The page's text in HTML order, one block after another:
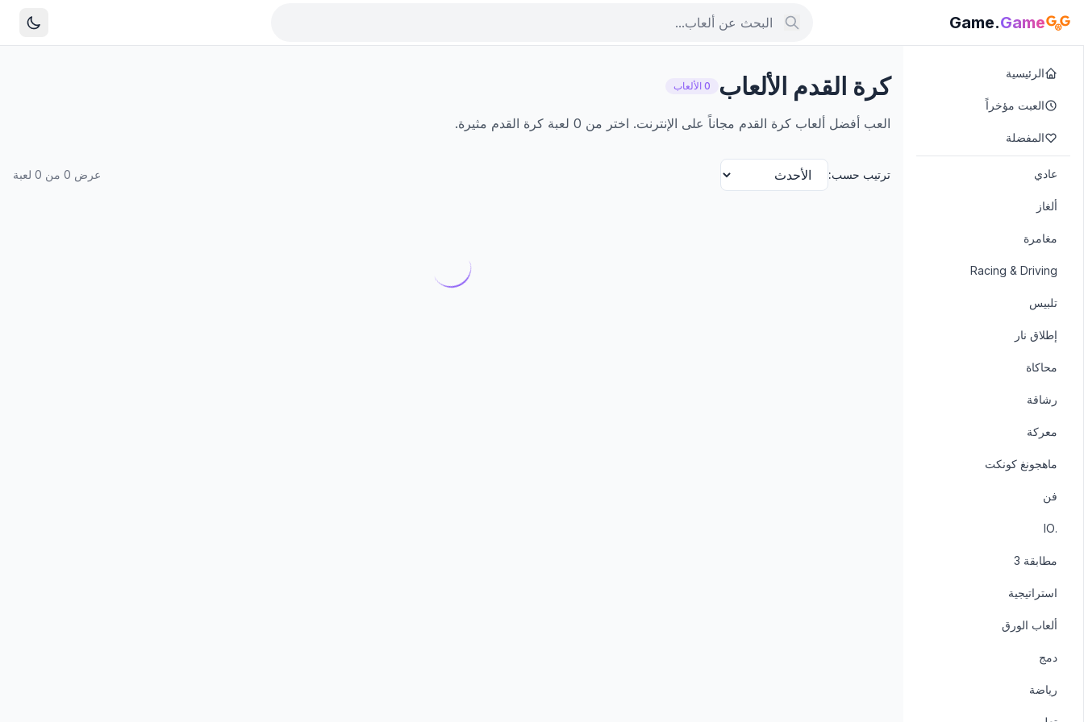
Game
.Game
الرئيسية
العبت مؤخراً
المفضلة
عادي
ألغاز
مغامرة
Racing & Driving
تلبيس
إطلاق نار
محاكاة
رشاقة
معركة
ماهجونغ كونكت
فن
.IO
مطابقة 3
استراتيجية
ألعاب الورق
دمج
رياضة
كرة القدم الألعاب 0 الألعاب
العب أفضل ألعاب كرة القدم مجاناً على الإنترنت. اختر من 0 لعبة كرة القدم مثيرة.
ترتيب حسب: عرض 0 من 0 لعبة